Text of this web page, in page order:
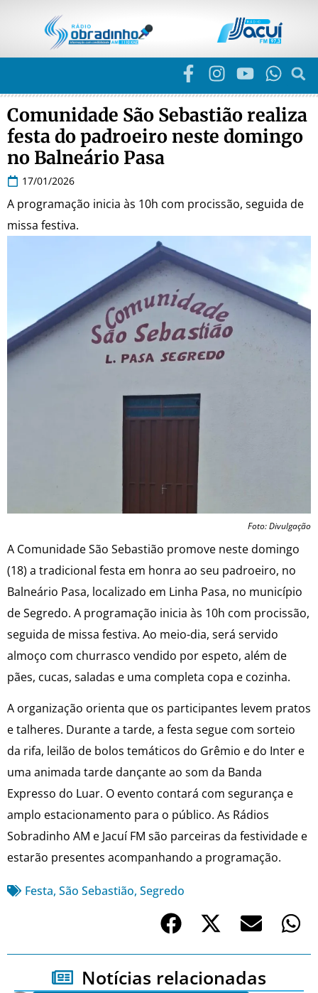
Comunidade São Sebastião realiza
festa do padroeiro neste domingo
no Balneário Pasa
17/01/2026
A programação inicia às 10h com procissão, seguida de
missa festiva.
Foto: Divulgação
A Comunidade São Sebastião promove neste domingo
(18) a tradicional festa em honra ao seu padroeiro, no
Balneário Pasa, localizado em Linha Pasa, no município
de Segredo. A programação inicia às 10h com procissão,
seguida de missa festiva. Ao meio-dia, será servido
almoço com churrasco vendido por espeto, além de
pães, cucas, saladas e uma completa copa e cozinha.
A organização orienta que os participantes levem pratos
e talheres. Durante a tarde, a festa segue com sorteio
da rifa, leilão de bolos temáticos do Grêmio e do Inter e
uma animada tarde dançante ao som da Banda
Expresso do Luar. O evento contará com segurança e
amplo estacionamento para o público. As Rádios
Sobradinho AM e Jacuí FM são parceiras da festividade e
estarão presentes acompanhando a programação.
Festa, São Sebastião, Segredo
Notícias relacionadas